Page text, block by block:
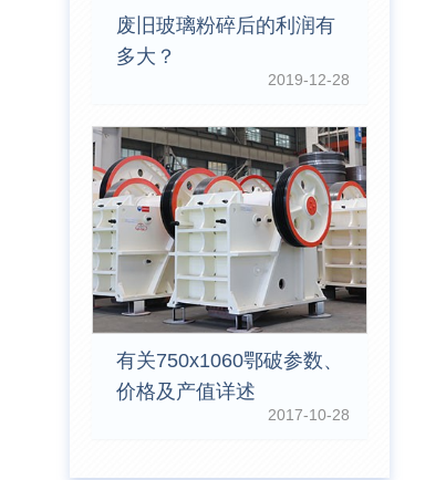
废旧玻璃粉碎后的利润有
多大？
2019-12-28
有关750x1060鄂破参数、
价格及产值详述
2017-10-28